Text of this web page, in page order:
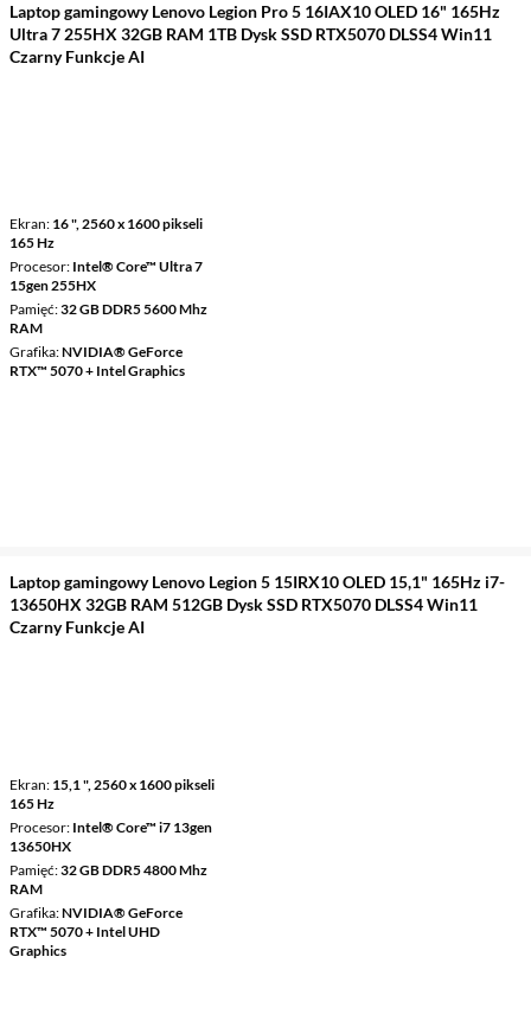
Laptop gamingowy Lenovo Legion Pro 5 16IAX10 OLED 16" 165Hz
Ultra 7 255HX 32GB RAM 1TB Dysk SSD RTX5070 DLSS4 Win11
Czarny Funkcje AI
Ekran 16 ", 2560 x 1600 pikseli
165 Hz
Procesor Intel® Core™ Ultra 7
15gen 255HX
Pamięć 32 GB DDR5 5600 Mhz
RAM
Grafika NVIDIA® GeForce
RTX™ 5070 + Intel Graphics
Laptop gamingowy Lenovo Legion 5 15IRX10 OLED 15,1" 165Hz i7-
13650HX 32GB RAM 512GB Dysk SSD RTX5070 DLSS4 Win11
Czarny Funkcje AI
Ekran 15,1 ", 2560 x 1600 pikseli
165 Hz
Procesor Intel® Core™ i7 13gen
13650HX
Pamięć 32 GB DDR5 4800 Mhz
RAM
Grafika NVIDIA® GeForce
RTX™ 5070 + Intel UHD
Graphics